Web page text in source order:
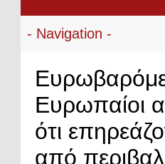
Ευρωπαίοι
ότι
από